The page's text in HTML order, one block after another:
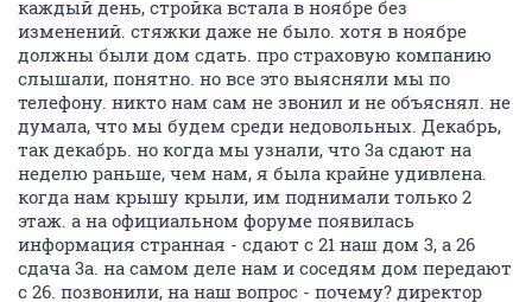
каждый день, стройка встала в ноябре без
изменений. стяжки даже не было. хотя в ноябре
должны были дом сдать. про страховую компанию
слышали, понятно. но все это выясняли мы по
телефону. никто нам сам не звонил и не объяснял. не
думала, что мы будем среди недовольных. Декабрь,
так декабрь. но когда мы узнали, что 3а сдают на
неделю раньше, чем нам, я была крайне удивлена.
когда нам крышу крыли, им поднимали только 2
этаж. а на официальном форуме появилась
информация странная - сдают с 21 наш дом 3, а 26
сдача 3а. на самом деле нам и соседям дом передают
с 26. позвонили, на наш вопрос - почему? директор